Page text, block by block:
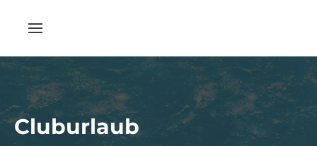
Cluburlaub